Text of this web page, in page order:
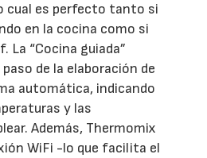
cual es perfecto tanto si
en la cocina como si
La “Cocina guiada”
de la elaboración de
automática, indicando
y las
Además, Thermomix
WiFi -lo que facilita el